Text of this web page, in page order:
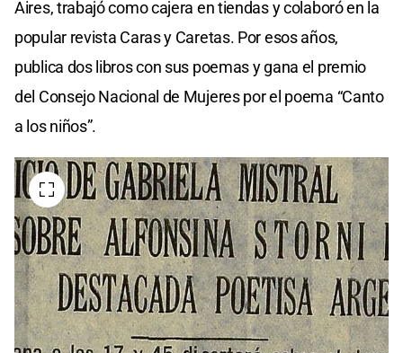
Aires, trabajó como cajera en tiendas y colaboró en la
popular revista Caras y Caretas. Por esos años,
publica dos libros con sus poemas y gana el premio
del Consejo Nacional de Mujeres por el poema “Canto
a los niños”.